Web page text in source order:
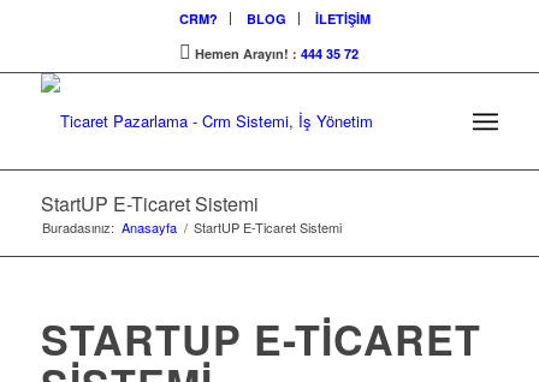
CRM? BLOG
İLETİŞİM
Hemen Arayın! :444 35 72
StartUP E-Ticaret Sistemi
Buradasınız: Anasayfa / StartUP E-Ticaret Sistemi
STARTUP E-TICARET